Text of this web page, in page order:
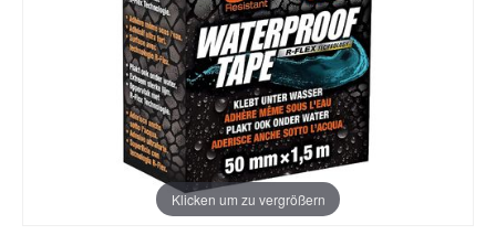
Klicken um zu vergrößern